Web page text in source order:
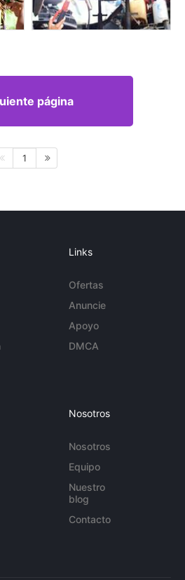
página
1
Links
Ofertas
Anuncie
Apoyo
DMCA
Nosotros
Nosotros
Equipo
Nuestro
blog
Contacto